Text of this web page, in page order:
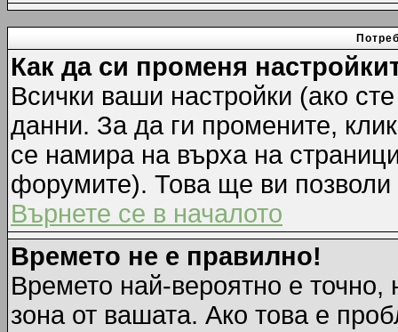
Как да си променя
Всички ваши настройки (ако
данни. За да ги промените,
се намира на върха на
форумите). Това ще ви позволи
Върнете се в началото
Времето не е правилно!
Времето най-вероятно е точно,
зона от вашата. Ако това е